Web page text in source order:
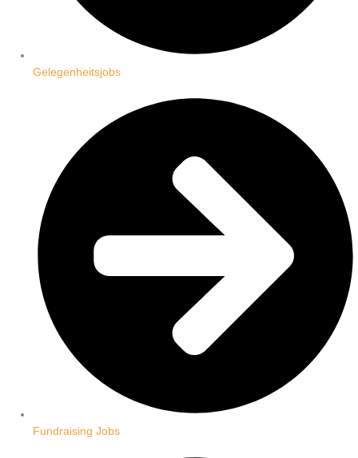
Gelegenheitsjobs
Fundraising Jobs